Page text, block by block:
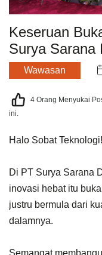
Keseruan
Surya Sarana
Wawasan
4 Orang Menyukai
ini.
Halo Sobat Teknologi!
Di PT Surya Sarana
inovasi hebat itu
justru bermula dari
dalamnya.